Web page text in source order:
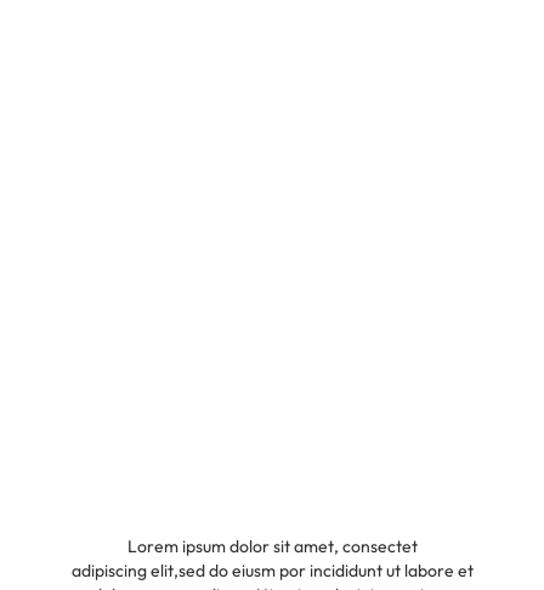
Lorem ipsum dolor sit amet, consectet
adipiscing elit,sed do eiusm por incididunt ut labore et